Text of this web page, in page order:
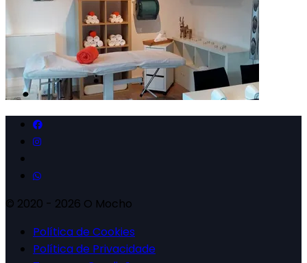
© 2020 - 2026 O Mocho
Política de Cookies
Política de Privacidade